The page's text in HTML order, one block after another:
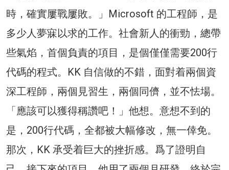
時，確實屢戰屢敗。」Microsoft 的工程師，是
多少人夢寐以求的工作。社會新人的衝勁，總帶
些氣焰，首個負責的項目，是個僅僅需要200行
代碼的程式。KK 自信做的不錯，面對着兩個資
深工程師，兩個見習生，兩個同儕，並不怯場。
「應該可以獲得稱讚吧！」他想。意想不到的
是，200行代碼，全都被大幅修改，無一倖免。
那次，KK 承受着巨大的挫折感。爲了證明自